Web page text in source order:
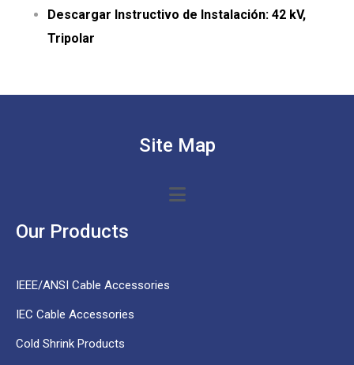
Descargar Instructivo de Instalación: 42 kV,
Tripolar
Site Map
Our Products
IEEE/ANSI Cable Accessories
IEC Cable Accessories
Cold Shrink Products